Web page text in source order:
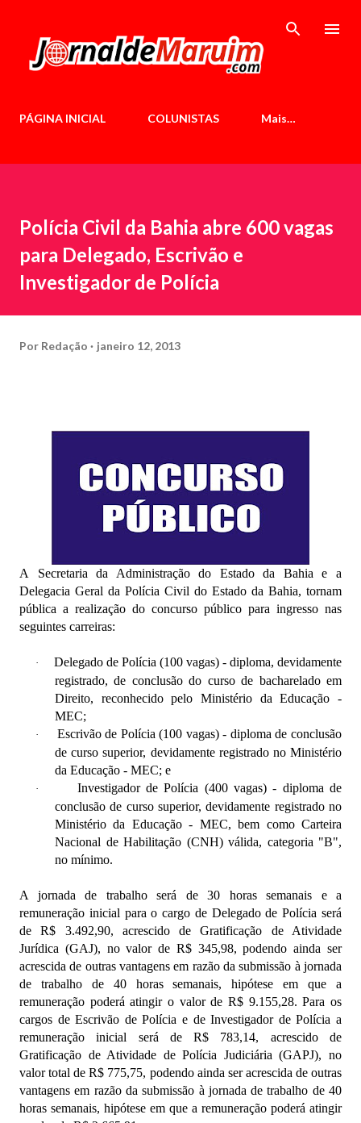
PÁGINA INICIAL COLUNISTAS Mais…
Polícia Civil da Bahia abre 600 vagas
para Delegado, Escrivão e
Investigador de Polícia
Por Redação janeiro 12, 2013
A Secretaria da Administração do Estado da Bahia e a
Delegacia Geral da Polícia Civil do Estado da Bahia, tornam
pública a realização do concurso público para ingresso nas
seguintes carreiras:
·
Delegado de Polícia (100 vagas) - diploma, devidamente
registrado, de conclusão do curso de bacharelado em
Direito, reconhecido pelo Ministério da Educação -
MEC;
·
Escrivão de Polícia (100 vagas) - diploma de conclusão
de curso superior, devidamente registrado no Ministério
da Educação - MEC; e
·
Investigador de Polícia (400 vagas) - diploma de
conclusão de curso superior, devidamente registrado no
Ministério da Educação - MEC, bem como Carteira
Nacional de Habilitação (CNH) válida, categoria "B",
no mínimo.
A jornada de trabalho será de 30 horas semanais e a
remuneração inicial para o cargo de Delegado de Polícia será
de R$ 3.492,90, acrescido de Gratificação de Atividade
Jurídica (GAJ), no valor de R$ 345,98, podendo ainda ser
acrescida de outras vantagens em razão da submissão à jornada
de trabalho de 40 horas semanais, hipótese em que a
remuneração poderá atingir o valor de R$ 9.155,28. Para os
cargos de Escrivão de Polícia e de Investigador de Polícia a
remuneração inicial será de R$ 783,14, acrescido de
Gratificação de Atividade de Polícia Judiciária (GAPJ), no
valor total de R$ 775,75, podendo ainda ser acrescida de outras
vantagens em razão da submissão à jornada de trabalho de 40
horas semanais, hipótese em que a remuneração poderá atingir